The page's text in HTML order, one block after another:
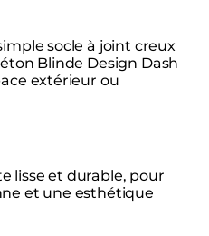
socle à joint creux
Blinde Design Dash
extérieur ou
lisse et durable, pour
et une esthétique